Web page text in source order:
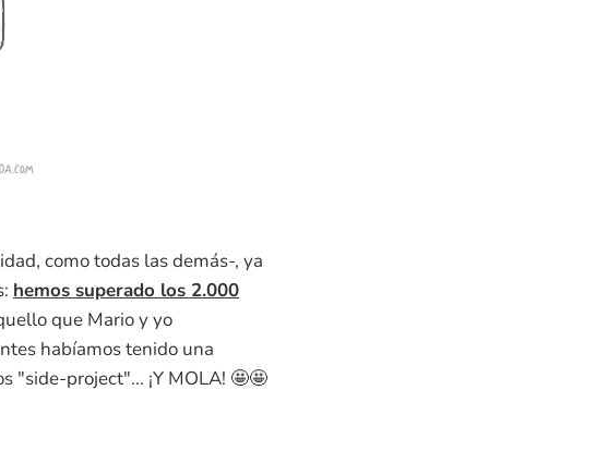
como todas las demás-, ya
hemos superado los 2.000
que Mario y yo
habíamos tenido una
"side-project"... ¡Y MOLA! 🤩🤩